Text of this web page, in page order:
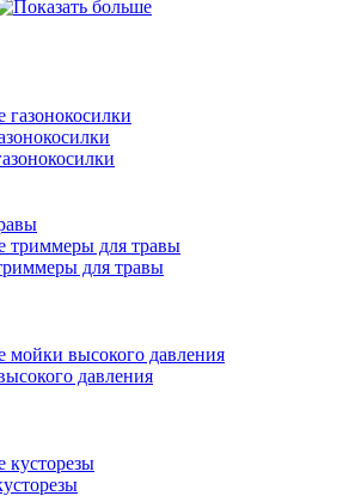
триммеры для травы
для травы
мойки высокого давления
давления
кусторезы